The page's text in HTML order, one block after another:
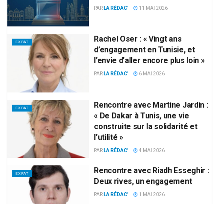
PAR LA RÉDAC' 11 MAI 2026
EXPAT
Rachel Oser : « Vingt ans
d’engagement en Tunisie, et
l’envie d’aller encore plus loin »
PAR LA RÉDAC' 6 MAI 2026
EXPAT
Rencontre avec Martine Jardin :
« De Dakar à Tunis, une vie
construite sur la solidarité et
l’utilité »
PAR LA RÉDAC' 4 MAI 2026
EXPAT
Rencontre avec Riadh Esseghir :
Deux rives, un engagement
PAR LA RÉDAC' 1 MAI 2026